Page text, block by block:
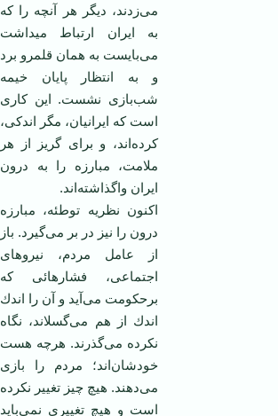
می‌زدند، دیگر هر آنچه را كه
به ایران ارتباط ‏میداشت
می‌بایست به همان قلمرو برد
و به انتظار پایان خیمه
شب‌بازی نشست. این كاری
است كه ‏ایرانیان، مگر اندكی،
كرده‌اند، و برای گریز از هر
ملامت، مبارزه را به درون
ایران واگذاشته‌اند.‏
اكنون نظریه توطئه، مبارزه
درون را نیز در بر می‌گیرد. باز
از عامل مردم، نیروهای
اجتماعی، ‏فشارهائی كه
برحكومت می‌آید و آن را اندك
اندك از هم می‌گسلاند، نگاه
نكرده می‌گذرند. هرچه هست
‏خودشان‌اند؛ مردم را بازی
می‌دهند. هیچ چیز تغییر نكرده
است و هیچ تغییری نمی‌باید